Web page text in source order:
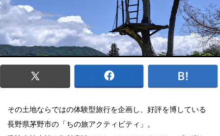
その土地ならではの体験型旅行を企画し、好評を博している
長野県茅野市の「ちの旅アクティビティ」。